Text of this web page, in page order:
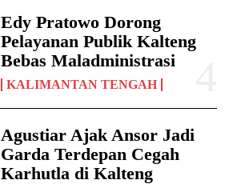
Edy Pratowo Dorong
Pelayanan Publik Kalteng
Bebas Maladministrasi
KALIMANTAN TENGAH
Agustiar Ajak Ansor Jadi
Garda Terdepan Cegah
Karhutla di Kalteng